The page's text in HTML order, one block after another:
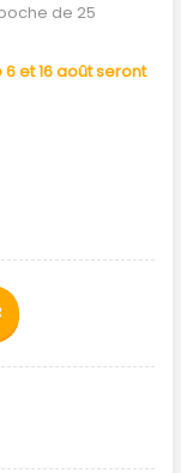
de 25
et 16 août seront